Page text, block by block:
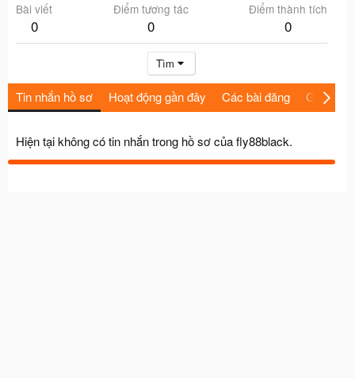
Bài viết
0
Điểm tương tác
0
Điểm thành tích
0
Tìm
Tin nhắn hồ sơ Hoạt động gần đây Các bài đăng Giới thiệu
Hiện tại không có tin nhắn trong hồ sơ của fly88black.